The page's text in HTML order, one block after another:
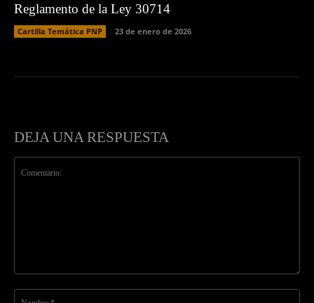
Reglamento de la Ley 30714
Cartilla Temática PNP 23 de enero de 2026
DEJA UNA RESPUESTA